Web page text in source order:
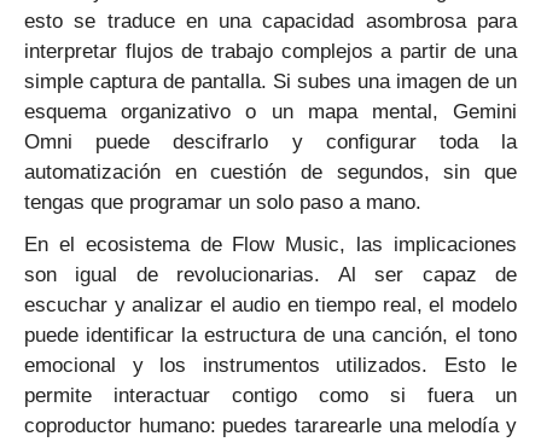
esto se traduce en una capacidad asombrosa para
interpretar flujos de trabajo complejos a partir de una
simple captura de pantalla. Si subes una imagen de un
esquema organizativo o un mapa mental, Gemini
Omni puede descifrarlo y configurar toda la
automatización en cuestión de segundos, sin que
tengas que programar un solo paso a mano.
En el ecosistema de Flow Music, las implicaciones
son igual de revolucionarias. Al ser capaz de
escuchar y analizar el audio en tiempo real, el modelo
puede identificar la estructura de una canción, el tono
emocional y los instrumentos utilizados. Esto le
permite interactuar contigo como si fuera un
coproductor humano: puedes tararearle una melodía y